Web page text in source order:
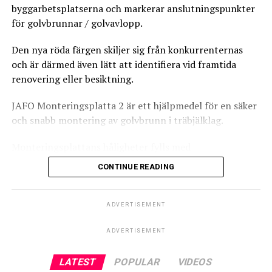
https://www.tebo.se/
0
What's Your Reaction?
Stora plattor både inne och utomhus
I Sverige används kakel och klinker främst inomhus men
byggarbetsplatserna och markerar anslutningspunkter
för golvbrunnar / golvavlopp.
Den nya röda färgen skiljer sig från konkurrenternas
och är därmed även lätt att identifiera vid framtida
renovering eller besiktning.
JAFO Monteringsplatta 2 är ett hjälpmedel för en säker
och snabb montering av golvbrunn i träbjälklag.
avjämningsmassa / flytspackel vilket gör att
monteringsplattan fungerar som en integrerad del i
golvkonstruktionen med avjämningsmassa / flytspackel i
både monteringsplattan och under golvbrunnens fläns.
CONTINUE READING
ADVERTISEMENT
ADVERTISEMENT
LATEST POPULAR VIDEOS